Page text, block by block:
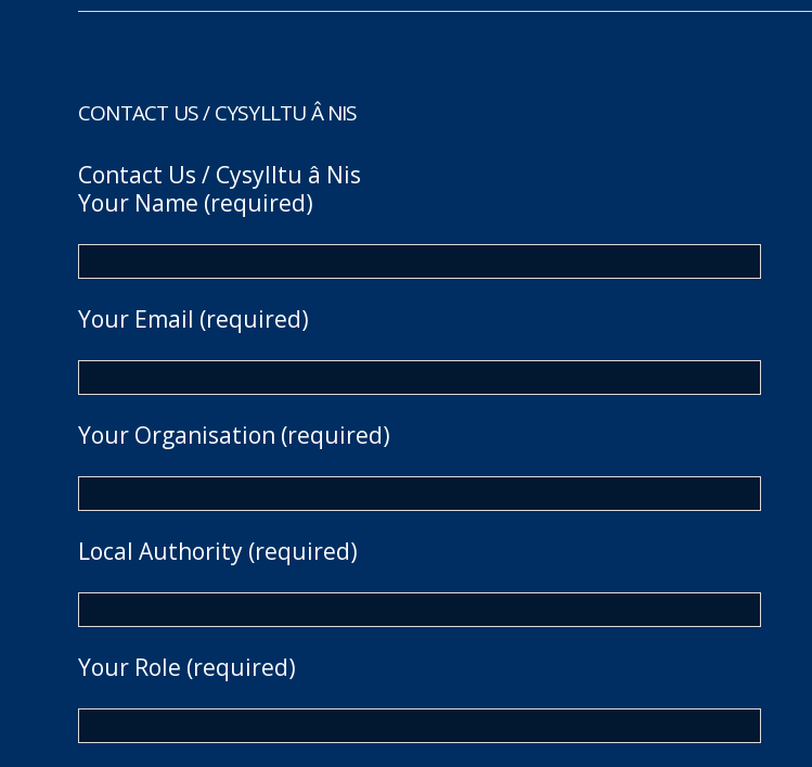
CONTACT US / CYSYLLTU Â NIS
Contact Us / Cysylltu â Nis
Your Name (required)
Your Email (required)
Your Organisation (required)
Local Authority (required)
Your Role (required)